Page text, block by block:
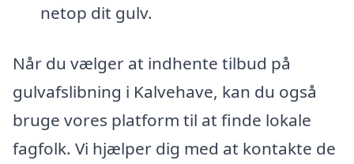
netop dit gulv.
Når du vælger at indhente tilbud på
gulvafslibning i Kalvehave, kan du også
bruge vores platform til at finde lokale
fagfolk. Vi hjælper dig med at kontakte de